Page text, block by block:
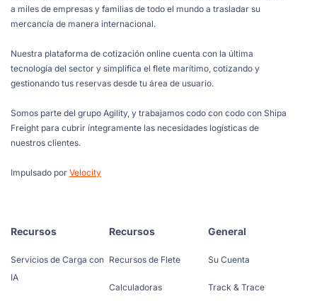
a miles de empresas y familias de todo el mundo a trasladar su
mercancía de manera internacional.
Nuestra plataforma de cotización online cuenta con la última
tecnología del sector y simplifica el flete marítimo, cotizando y
gestionando tus reservas desde tu área de usuario.
Somos parte del grupo Agility, y trabajamos codo con codo con Shipa
Freight para cubrir íntegramente las necesidades logísticas de
nuestros clientes.
Impulsado por Velocity
Recursos
Servicios de Carga con
IA
Recursos
Recursos de Flete
Calculadoras
General
Su Cuenta
Track & Trace